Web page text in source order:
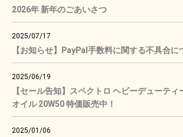
2026年 新年のごあいさつ
2025/07/17
【お知らせ】PayPal手数料に関する不具合に
2025/06/19
【セール告知】スペクトロ ヘビーデューティ
オイル 20W50 特価販売中！
2025/01/06